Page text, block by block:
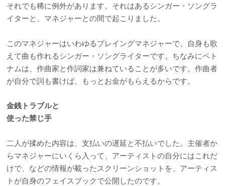
それでも稀に例外があります。それはあるシンガー・ソングラ
イターと、マネジャーとの間で起こりました。
このマネジャーはいわゆるプレイングマネジャーで、自身も歌
えて曲も作れるシンガー・ソングライターです。ちなみにベト
ナムは、作曲家と作詞家は兼ねていることが多いです。作曲者
が自分で詞も書けば、もっとお金がもらえるからです。
金銭トラブルと
使った禁じ手
二人が揉めた内容は、支払いの遅延と不払いでした。主催者か
らマネジャーにいくら入って、アーティストの自分にはこれだ
けで、などの情報が載ったスクリーンショットを、アーティス
トが自身のフェイスブックで公開したのです。